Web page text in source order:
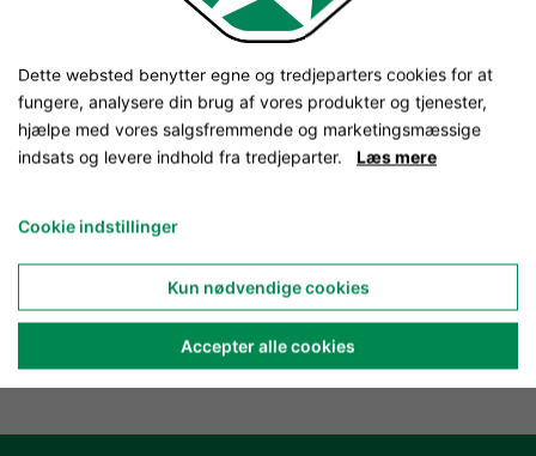
Dette websted benytter egne og tredjeparters cookies for at
fungere, analysere din brug af vores produkter og tjenester,
hjælpe med vores salgsfremmende og marketingsmæssige
indsats og levere indhold fra tredjeparter. Læs mere
Cookie indstillinger
Kun nødvendige cookies
Accepter alle cookies